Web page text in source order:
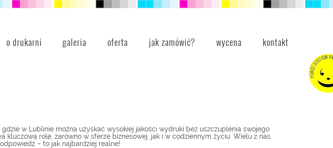
o drukarni galeria oferta jak zamówić? wycena kontakt
gdzie w Lublinie można uzyskać wysokiej jakości wydruki bez uszczuplenia swojego
rolę, zarówno w sferze biznesowej, jak i w codziennym życiu. Wielu z nas
– to jak najbardziej realne!